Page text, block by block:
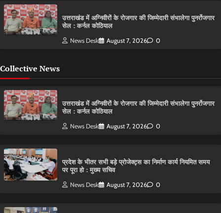
उत्तराखंड में अग्निवीरों के रोजगार की जिम्मेदारी संभालेगा पुनर्रोजगार
सेल : कर्नल कोठियाल
News Desk August 7, 2026 0
Collective News
उत्तराखंड में अग्निवीरों के रोजगार की जिम्मेदारी संभालेगा पुनर्रोजगार
सेल : कर्नल कोठियाल
News Desk August 7, 2026 0
प्रदेश के भीतर सभी बड़े प्रोजेक्ट्स का निर्माण कार्य नियमित समय
पर पूरा हो : मुख्य सचिव
News Desk August 7, 2026 0